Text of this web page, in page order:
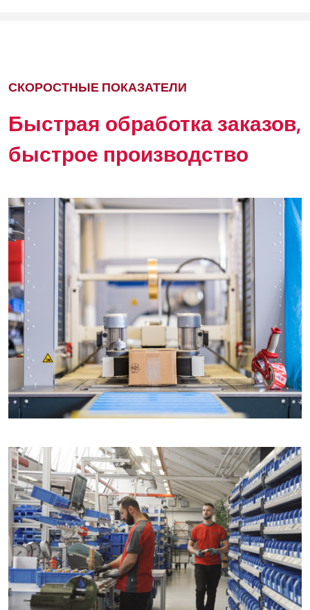
СКОРОСТНЫЕ ПОКАЗАТЕЛИ
Быстрая обработка заказов,
быстрое производство